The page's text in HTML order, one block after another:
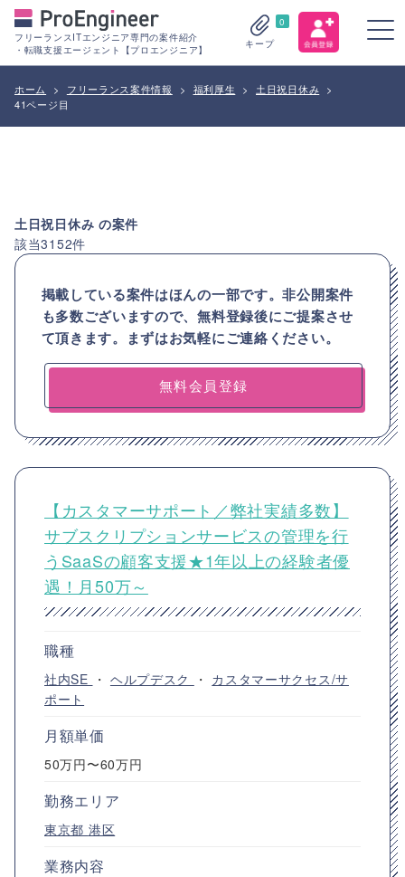
フリーランスITエンジニア専門の案件紹介
・転職支援エージェント【プロエンジニア】
0
キープ
ホーム > フリーランス案件情報 > 福利厚生 > 土日祝日休み >
41ページ目
土日祝日休み の案件
該当3152件
掲載している案件はほんの一部です。非公開案件
も多数ございますので、無料登録後にご提案させ
て頂きます。まずはお気軽にご連絡ください。
無料会員登録
【カスタマーサポート／弊社実績多数】
サブスクリプションサービスの管理を行
うSaaSの顧客支援★1年以上の経験者優
遇！月50万～
職種
社内SE ・ ヘルプデスク ・ カスタマーサクセス/サ
ポート
月額単価
50万円〜60万円
勤務エリア
東京都 港区
業務内容